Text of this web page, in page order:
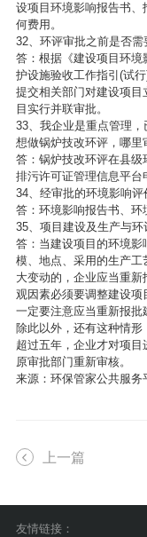
设项目环境影响报告书
何费用。
32、环评审批之前是否
答：根据《建设项目环
护设施验收工作指引(试
提交相关部门对建设项目
目实行并联审批。
33、我企业是重点管理
想做锅炉技改环评，哪里
答：锅炉技改环评在县级
排污许可证管理信息平台
34、经审批的环境影响
答：环境影响报告书、环
35、项目建设及生产与
答：当建设项目的环境
模、地点、采用的生产
大变动的，企业应当重
观因素必须要调整建设
一定要注意应当重新报批
除此以外，还有这种情
超过五年，企业才对项
原审批部门重新审核。
来源：环保管家公共服务
上一篇
友情链接：